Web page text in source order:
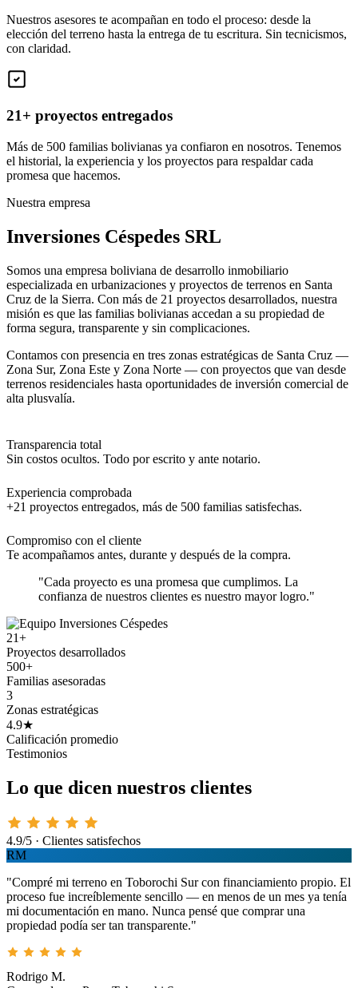
Nuestros asesores te acompañan en todo el proceso: desde la
elección del terreno hasta la entrega de tu escritura. Sin tecnicismos,
con claridad.
21+ proyectos entregados
Más de 500 familias bolivianas ya confiaron en nosotros. Tenemos
el historial, la experiencia y los proyectos para respaldar cada
promesa que hacemos.
Nuestra empresa
Inversiones Céspedes SRL
Somos una empresa boliviana de desarrollo inmobiliario
especializada en urbanizaciones y proyectos de terrenos en Santa
Cruz de la Sierra. Con más de 21 proyectos desarrollados, nuestra
misión es que las familias bolivianas accedan a su propiedad de
forma segura, transparente y sin complicaciones.
Contamos con presencia en tres zonas estratégicas de Santa Cruz —
Zona Sur, Zona Este y Zona Norte — con proyectos que van desde
terrenos residenciales hasta oportunidades de inversión comercial de
alta plusvalía.
Transparencia total
Sin costos ocultos. Todo por escrito y ante notario.
Experiencia comprobada
+21 proyectos entregados, más de 500 familias satisfechas.
Compromiso con el cliente
Te acompañamos antes, durante y después de la compra.
"Cada proyecto es una promesa que cumplimos. La
confianza de nuestros clientes es nuestro mayor logro."
21+
Proyectos desarrollados
500+
Familias asesoradas
3
Zonas estratégicas
4.9★
Calificación promedio
Testimonios
Lo que dicen nuestros clientes
4.9/5 · Clientes satisfechos
RM
"Compré mi terreno en Toborochi Sur con financiamiento propio. El
proceso fue increíblemente sencillo — en menos de un mes ya tenía
mi documentación en mano. Nunca pensé que comprar una
propiedad podía ser tan transparente."
Rodrigo M.